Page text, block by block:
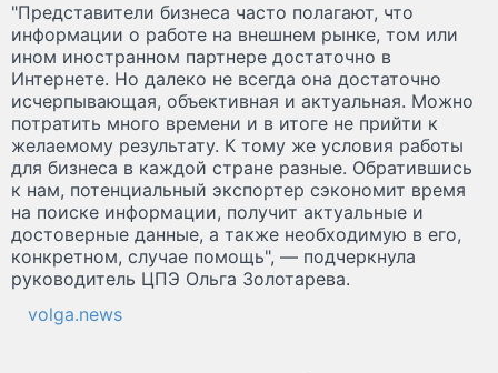
"Представители бизнеса часто полагают, что
информации о работе на внешнем рынке, том или
ином иностранном партнере достаточно в
Интернете. Но далеко не всегда она достаточно
исчерпывающая, объективная и актуальная. Можно
потратить много времени и в итоге не прийти к
желаемому результату. К тому же условия работы
для бизнеса в каждой стране разные. Обратившись
к нам, потенциальный экспортер сэкономит время
на поиске информации, получит актуальные и
достоверные данные, а также необходимую в его,
конкретном, случае помощь", — подчеркнула
руководитель ЦПЭ Ольга Золотарева.
volga.news